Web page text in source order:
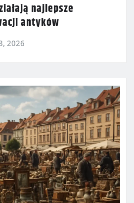
najlepsze
antyków
2026